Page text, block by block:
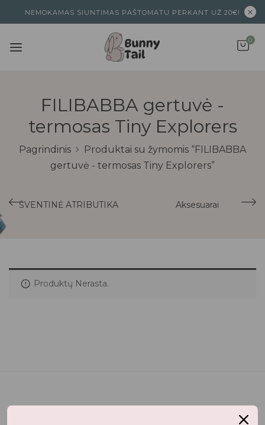
NEMOKAMAS SIUNTIMAS PAŠTOMATU PERKANT UŽ 20€!
0
FILIBABBA gertuvė -
termosas Tiny Explorers
Pagrindinis
Produktai su žymomis “FILIBABBA
gertuvė - termosas Tiny Explorers”
ŠVENTINĖ ATRIBUTIKA Aksesuarai
Produktų Nerasta.